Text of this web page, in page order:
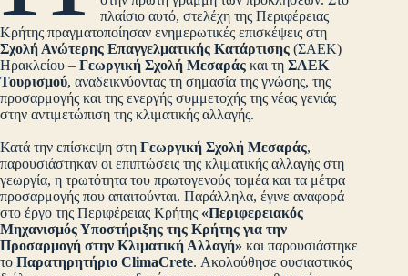
πλαίσιο αυτό, στελέχη της Περιφέρειας
Κρήτης πραγματοποίησαν ενημερωτικές επισκέψεις στη
Σχολή Ανώτερης Επαγγελματικής Κατάρτισης (ΣΑΕΚ)
Ηρακλείου – Γεωργική Σχολή Μεσαράς και τη ΣΑΕΚ
Τουρισμού, αναδεικνύοντας τη σημασία της γνώσης, της
προσαρμογής και της ενεργής συμμετοχής της νέας γενιάς
στην αντιμετώπιση της κλιματικής αλλαγής.
Κατά την επίσκεψη στη Γεωργική Σχολή Μεσαράς,
παρουσιάστηκαν οι επιπτώσεις της κλιματικής αλλαγής στη
γεωργία, η τρωτότητα του πρωτογενούς τομέα και τα μέτρα
προσαρμογής που απαιτούνται. Παράλληλα, έγινε αναφορά
στο έργο της Περιφέρειας Κρήτης «Περιφερειακός
Μηχανισμός Υποστήριξης της Κρήτης για την
Προσαρμογή στην Κλιματική Αλλαγή» και παρουσιάστηκε
το Παρατηρητήριο ClimaCrete. Ακολούθησε ουσιαστικός